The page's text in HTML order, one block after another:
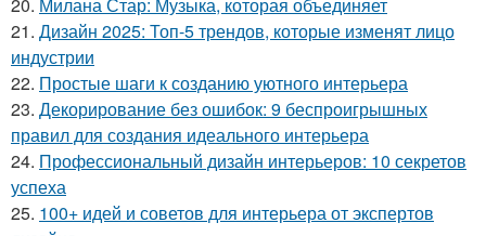
21. Дизайн 2025: Топ-5 трендов, которые изменят лицо
индустрии
22. Простые шаги к созданию уютного интерьера
23. Декорирование без ошибок: 9 беспроигрышных
правил для создания идеального интерьера
24. Профессиональный дизайн интерьеров: 10 секретов
успеха
25. 100+ идей и советов для интерьера от экспертов